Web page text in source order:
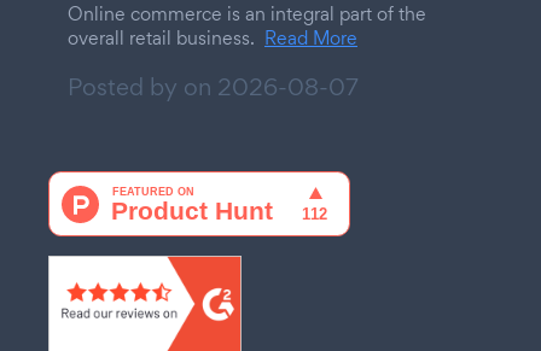
Online commerce is an integral part of the
overall retail business. Read More
Posted by on 2026-08-07